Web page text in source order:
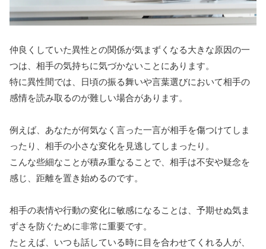
仲良くしていた異性との関係が気まずくなる大きな原因の一
つは、相手の気持ちに気づかないことにあります。
特に異性間では、日頃の振る舞いや言葉選びにおいて相手の
感情を読み取るのが難しい場合があります。
例えば、あなたが何気なく言った一言が相手を傷つけてしま
ったり、相手の小さな変化を見逃してしまったり。
こんな些細なことが積み重なることで、相手は不安や疑念を
感じ、距離を置き始めるのです。
相手の表情や行動の変化に敏感になることは、予期せぬ気ま
ずさを防ぐために非常に重要です。
たとえば、いつも話している時に目を合わせてくれる人が、